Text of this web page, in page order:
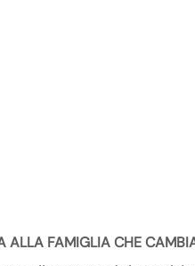
ALLA FAMIGLIA CHE